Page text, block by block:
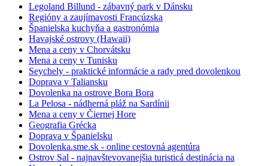
Legoland Billund - zábavný park v Dánsku
Regióny a zaujímavosti Francúzska
Španielska kuchyňa a gastronómia
Havajské ostrovy (Hawaii)
Mena a ceny v Chorvátsku
Mena a ceny v Tunisku
Seychely - praktické informácie a rady pred dovolenkou
Doprava v Taliansku
Dovolenka na ostrove Bora Bora
La Pelosa - nádherná pláž na Sardínii
Mena a ceny v Čiernej Hore
Geografia Grécka
Doprava v Španielsku
Dovolenka.sme.sk - online cestovná agentúra
Ostrov Sal - najnavštevovanejšia turisticá destinácia na